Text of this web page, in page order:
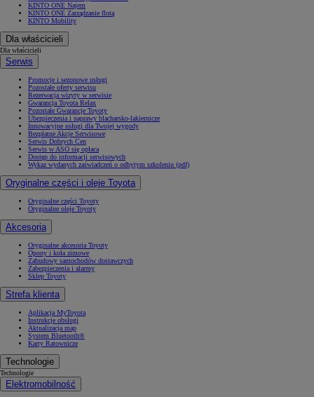
KINTO ONE Najem
KINTO ONE Zarządzanie flotą
KINTO Mobility
Dla właścicieli
Dla właścicieli
Serwis
Promocje i sezonowe usługi
Pozostałe oferty serwisu
Rezerwacja wizyty w serwisie
Gwarancja Toyota Relax
Pozostałe Gwarancje Toyoty
Ubezpieczenia i naprawy blacharsko-lakiernicze
Innowacyjne usługi dla Twojej wygody
Bezpłatne Akcje Serwisowe
Serwis Dobrych Cen
Serwis w ASO się opłaca
Dostęp do informacji serwisowych
Wykaz wydanych zaświadczeń o odbytym szkoleniu (pdf)
Oryginalne części i oleje Toyota
Oryginalne części Toyoty
Oryginalne oleje Toyoty
Akcesoria
Oryginalne akcesoria Toyoty
Opony i koła zimowe
Zabudowy samochodów dostawczych
Zabezpieczenia i alarmy
Sklep Toyoty
Strefa klienta
Aplikacja MyToyota
Instrukcje obsługi
Aktualizacja map
System Bluetooth®
Karty Ratownicze
Technologie
Technologie
Elektromobilność